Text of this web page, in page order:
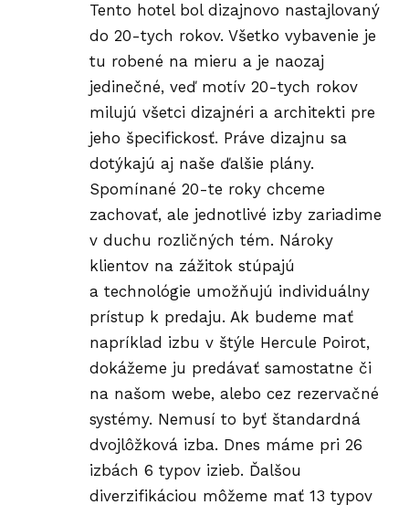
Tento hotel bol dizajnovo nastajlovaný
do 20-tych rokov. Všetko vybavenie je
tu robené na mieru a je naozaj
jedinečné, veď motív 20-tych rokov
milujú všetci dizajnéri a architekti pre
jeho špecifickosť. Práve dizajnu sa
dotýkajú aj naše ďalšie plány.
Spomínané 20-te roky chceme
zachovať, ale jednotlivé izby zariadime
v duchu rozličných tém. Nároky
klientov na zážitok stúpajú
a technológie umožňujú individuálny
prístup k predaju. Ak budeme mať
napríklad izbu v štýle Hercule Poirot,
dokážeme ju predávať samostatne či
na našom webe, alebo cez rezervačné
systémy. Nemusí to byť štandardná
dvojlôžková izba. Dnes máme pri 26
izbách 6 typov izieb. Ďalšou
diverzifikáciou môžeme mať 13 typov